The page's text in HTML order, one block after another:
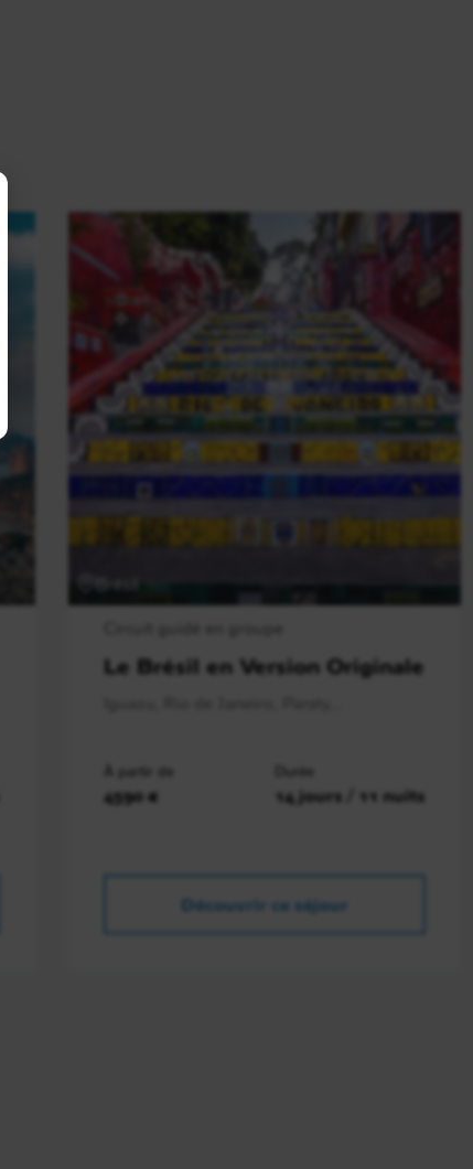
Le Brésil en Version Originale
À partir de
4590 €
Durée
14 jours / 11 nuits
Découvrir ce séjour